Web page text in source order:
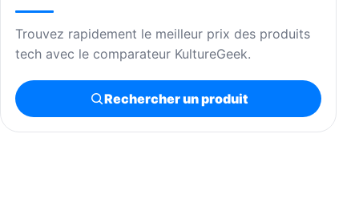
Trouvez rapidement le meilleur prix des produits
tech avec le comparateur KultureGeek.
Rechercher un produit